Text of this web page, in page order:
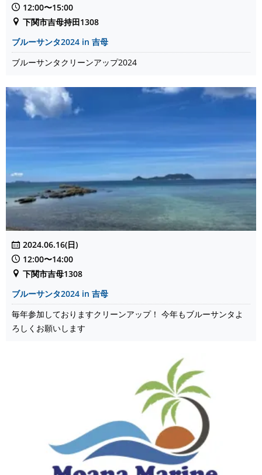
12:00〜15:00
下関市吉母持田1308
ブルーサンタ2024 in 吉母
ブルーサンタクリーンアップ2024
2024.06.16(日)
12:00〜14:00
下関市吉母1308
ブルーサンタ2024 in 吉母
毎年参加しておりますクリーンアップ！ 今年もブルーサンタよ
ろしくお願いします